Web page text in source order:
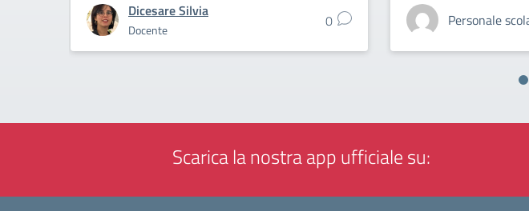
Dicesare Silvia
Docente 0 Personale
Scarica la nostra app ufficiale su: